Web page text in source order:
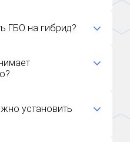
ГБО на гибрид?
установить